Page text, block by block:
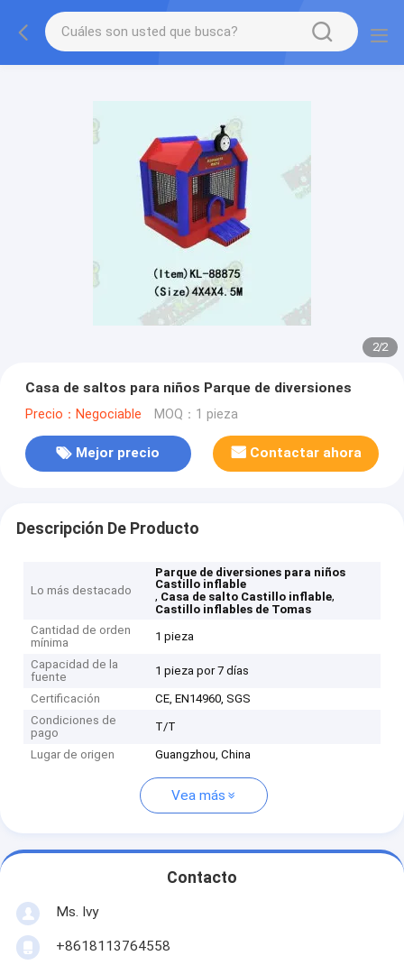
2/2
Casa de saltos para niños Parque de diversiones
Precio：Negociable MOQ：1 pieza
Mejor precio Contactar ahora
Descripción De Producto
Lo más destacado
Parque de diversiones para niños
Castillo inflable
, Casa de salto Castillo inflable,
Castillo inflables de Tomas
Cantidad de orden
mínima
1 pieza
Capacidad de la
fuente
1 pieza por 7 días
Certificación
CE, EN14960, SGS
Condiciones de
pago
T/T
Lugar de origen Guangzhou, China
Vea más
Contacto
Ms. Ivy
+8618113764558